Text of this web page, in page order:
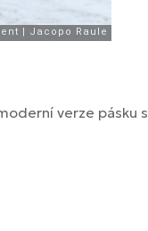
verze pásku